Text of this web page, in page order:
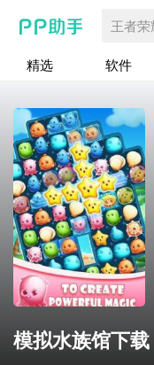
王者荣
精选 软件
模拟水族馆下载